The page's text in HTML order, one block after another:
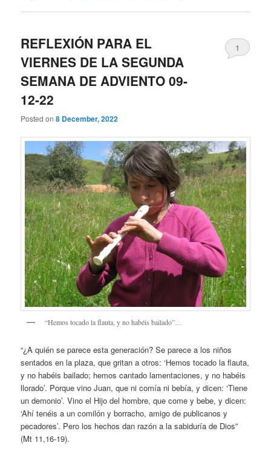
REFLEXIÓN PARA EL
VIERNES DE LA SEGUNDA
SEMANA DE ADVIENTO 09-
12-22
Posted on8 December, 2022
1
“Hemos tocado la flauta, y no habéis bailado”…
“¿A quién se parece esta generación? Se parece a los niños
sentados en la plaza, que gritan a otros: ‘Hemos tocado la flauta,
y no habéis bailado; hemos cantado lamentaciones, y no habéis
llorado’. Porque vino Juan, que ni comía ni bebía, y dicen: ‘Tiene
un demonio’. Vino el Hijo del hombre, que come y bebe, y dicen:
‘Ahí tenéis a un comilón y borracho, amigo de publicanos y
pecadores’. Pero los hechos dan razón a la sabiduría de Dios”
(Mt 11,16-19).